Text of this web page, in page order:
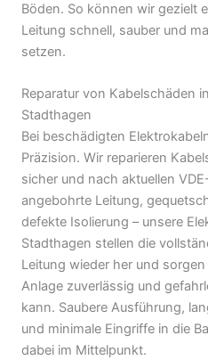
Böden. So können wir gezielt
Leitung schnell, sauber und
setzen.
Reparatur von Kabelschäden
Stadthagen
Bei beschädigten
Präzision. Wir reparieren
sicher und nach aktuellen
angebohrte Leitung,
defekte Isolierung – unsere
Stadthagen stellen die
Leitung wieder her und
Anlage zuverlässig und
kann. Saubere Ausführung,
und minimale Eingriffe in die
dabei im Mittelpunkt.